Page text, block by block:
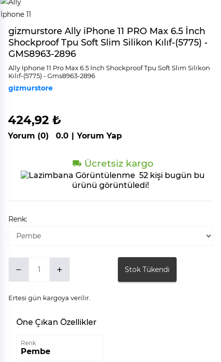
gizmurstore Ally iPhone 11 PRO Max 6.5 İnch
Shockproof Tpu Soft Slim Silikon Kılıf-(5775) -
GMS8963-2896
Ally İphone 11 Pro Max 6.5 İnch Shockproof Tpu Soft Sli̇m Si̇li̇kon
Kılıf-(5775) - Gms8963-2896
gizmurstore
424,92 ₺
Yorum (0) 0.0 | Yorum Yap
Ücretsiz kargo
52 kişi bugün bu
ürünü görüntüledi!
Renk:
Stok Tükendi
Ertesi gün kargoya verilir.
Öne Çıkan Özellikler
Renk
Pembe